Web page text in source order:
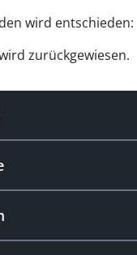
wird entschieden:
zurückgewiesen.